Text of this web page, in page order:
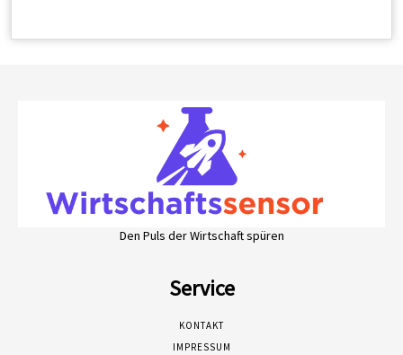
Den Puls der Wirtschaft spüren
Service
KONTAKT
IMPRESSUM